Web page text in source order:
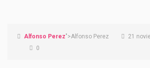
Alfonso Perez">Alfonso Perez
21
0